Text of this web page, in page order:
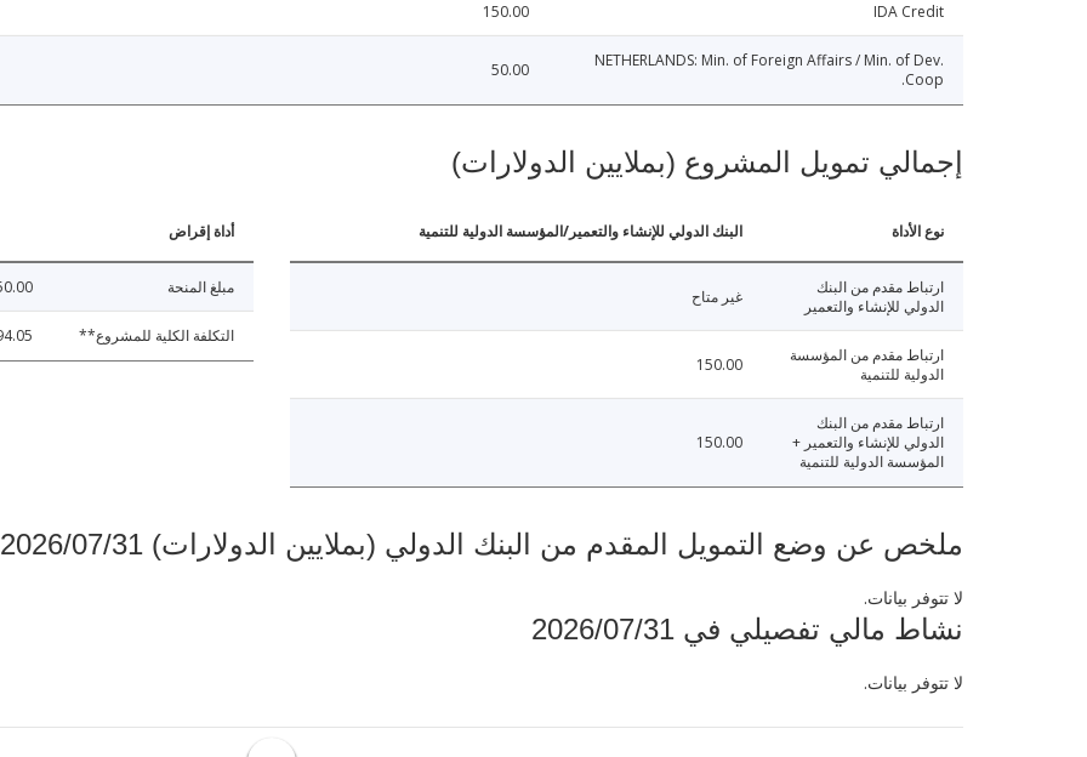
IDA Credit
150.00
NETHERLANDS: Min. of Foreign Affairs / Min. of Dev.
Coop.
50.00
إجمالي تمويل المشروع (بملايين الدولارات)
نوع الأداة البنك الدولي للإنشاء والتعمير/المؤسسة الدولية للتنمية
ارتباط مقدم من البنك
الدولي للإنشاء والتعمير
غير متاح
ارتباط مقدم من المؤسسة
الدولية للتنمية
150.00
ارتباط مقدم من البنك
الدولي للإنشاء والتعمير +
المؤسسة الدولية للتنمية
150.00
أداة إقراض
مبلغ المنحة
التكلفة الكلية للمشروع**
ملخص عن وضع التمويل المقدم من البنك الدولي (بملايين الدولارات) 2026/07/31
لا تتوفر بيانات.
نشاط مالي تفصيلي في 2026/07/31
لا تتوفر بيانات.